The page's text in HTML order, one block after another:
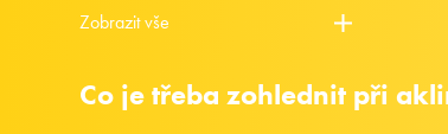
Zobrazit vše
Co je třeba zohlednit při